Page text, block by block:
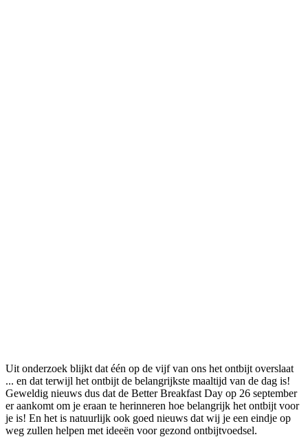
Uit onderzoek blijkt dat één op de vijf van ons het ontbijt overslaat
... en dat terwijl het ontbijt de belangrijkste maaltijd van de dag is!
Geweldig nieuws dus dat de Better Breakfast Day op 26 september
er aankomt om je eraan te herinneren hoe belangrijk het ontbijt voor
je is! En het is natuurlijk ook goed nieuws dat wij je een eindje op
weg zullen helpen met ideeën voor gezond ontbijtvoedsel.